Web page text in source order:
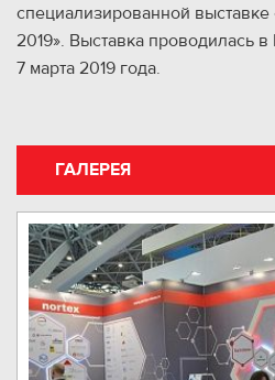
специализированной
2019». Выставка проводилась
7 марта 2019 года.
ГАЛЕРЕЯ